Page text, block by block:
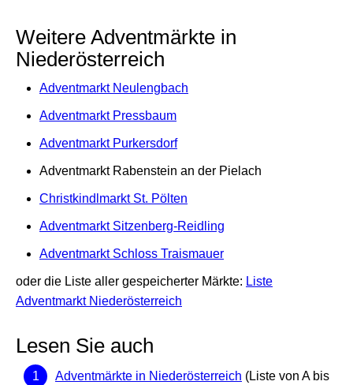
Weitere Adventmärkte in
Niederösterreich
Adventmarkt Neulengbach
Adventmarkt Pressbaum
Adventmarkt Purkersdorf
Adventmarkt Rabenstein an der Pielach
Christkindlmarkt St. Pölten
Adventmarkt Sitzenberg-Reidling
Adventmarkt Schloss Traismauer
oder die Liste aller gespeicherter Märkte: Liste
Adventmarkt Niederösterreich
Lesen Sie auch
Adventmärkte in Niederösterreich (Liste von A bis